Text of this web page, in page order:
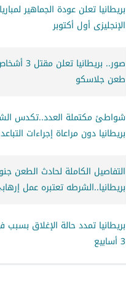
بريطانيا تعلن عودة الجماهير
الإنجليزى أول أكتوبر
صور..
طعن جلاسكو
شواطئ مكتملة العدد..تكدس
بريطانيا دون مراعاة إجراءات
التفاصيل الكاملة لحادث الطعن
بريطانيا..الشرطه تعتبره عمل
بريطانيا تمدد حالة الإغلاق
3 أسابيع